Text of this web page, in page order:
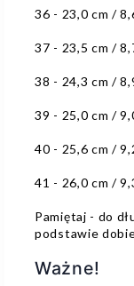
36 - 23,0 cm /
37 - 23,5 cm /
38 - 24,3 cm /
39 - 25,0 cm /
40 - 25,6 cm /
41 - 26,0 cm /
Pamiętaj - do
podstawie
Ważne!